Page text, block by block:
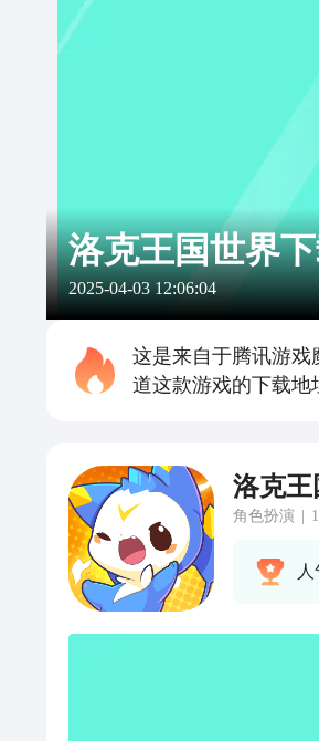
洛克王国世界
2025-04-03 12:06:04
这是来自于腾讯游戏
道这款游戏的下载地
洛克王
角色扮演